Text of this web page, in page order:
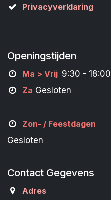
Privacyverklaring
Openingstijden
Ma > Vrij 9:30 - 18:00
Za Gesloten
Zon- / Feestdagen
Gesloten
Contact Gegevens
Adres